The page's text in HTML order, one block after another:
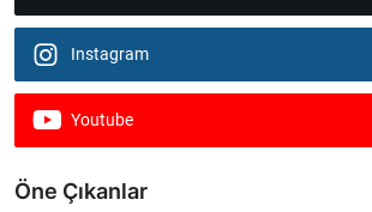
Instagram
Youtube
Öne Çıkanlar